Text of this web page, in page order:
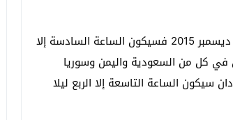
أما توقيت مباراة الاهلي وسموحة يوم الخميس 17 ديسمبر 2015 فسيكون الساعة السادسة إلا
وبخصوص المتابعين في كل من السعودية واليمن وسوريا
سيكون الساعة التاسعة إلا الربع ليلا